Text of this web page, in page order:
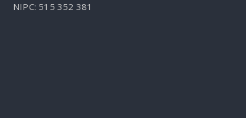
NIPC: 515 352 381